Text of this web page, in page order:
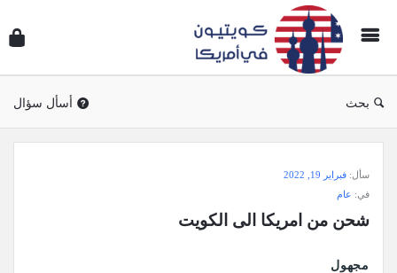
بحث أسأل سؤال
وجواب
أمريكا
سأل: فبراير 19, 2022
في: عام
شحن من امريكا الى الكويت
مجهول